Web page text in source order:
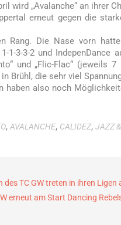
wird „Avalanche“ an ihrer
erneut gegen die
Rang. Die Nase vorn
3-3-2 und IndepenDance
und „Flic-Flac“ (jeweils
Brühl, die sehr viel
also noch
, AVALANCHE, CALIDEZ, JAZZ
TC GW treten in ihren Ligen
erneut am Start Dancing